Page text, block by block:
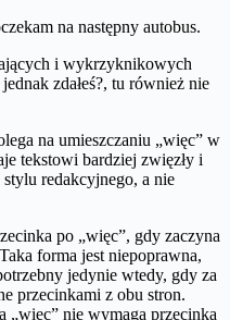
na następny autobus.
i wykrzyknikowych
zdałeś?, tu również nie
na umieszczaniu „więc” w
tekstowi bardziej zwięzły i
redakcyjnego, a nie
po „więc”, gdy zaczyna
forma jest niepoprawna,
jedynie wtedy, gdy za
przecinkami z obu stron.
„więc” nie wymaga przecinka